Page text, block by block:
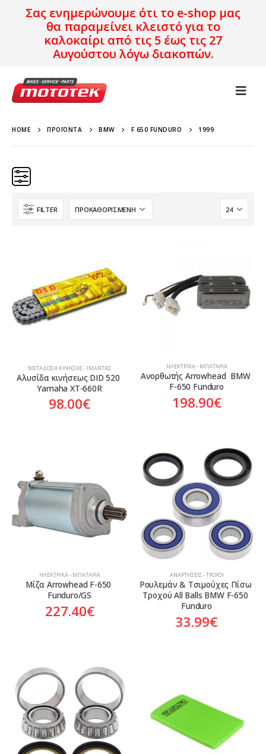
Σας ενημερώνουμε ότι το e-shop μας
θα παραμείνει κλειστό για το
καλοκαίρι από τις 5 έως τις 27
Αυγούστου λόγω διακοπών.
HOME ΠΡΟΪΌΝΤΑ BMW F 650 FUNDURO 1999
Κατηγορίες
Aftermarket
FILTER
ΜΕΤΆΔΟΣΗ ΚΊΝΗΣΗΣ - ΙΜΆΝΤΑΣ
Αλυσίδα κινήσεως DID 520
Yamaha XT-660R
98.00€
ΗΛΕΚΤΡΙΚΆ - ΜΠΑΤΑΡΊΑ
Ανορθωτής Arrowhead  BMW
F-650 Funduro
198.90€
ΗΛΕΚΤΡΙΚΆ - ΜΠΑΤΑΡΊΑ
Μίζα Arrowhead F-650
Funduro/GS
227.40€
ΑΝΑΡΤΉΣΕΙΣ - ΤΡΟΧΟΊ
Ρουλεμάν & Τσιμούχες Πίσω
Τροχού All Balls BMW F-650
Funduro
33.99€